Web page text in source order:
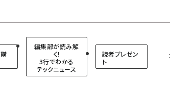
編集部が読み解
く!
3行でわかる
テックニュース
読者プレゼン
ト